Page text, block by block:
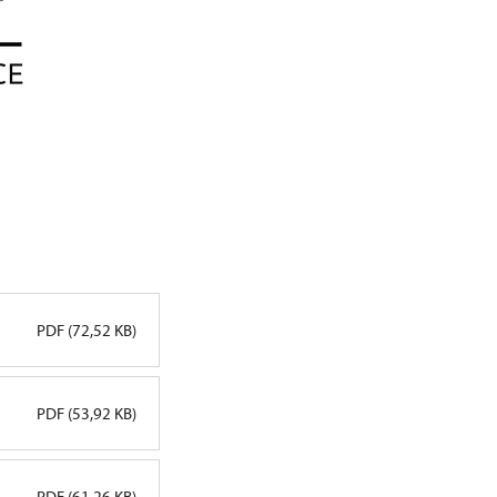
PDF (72,52 KB)
PDF (53,92 KB)